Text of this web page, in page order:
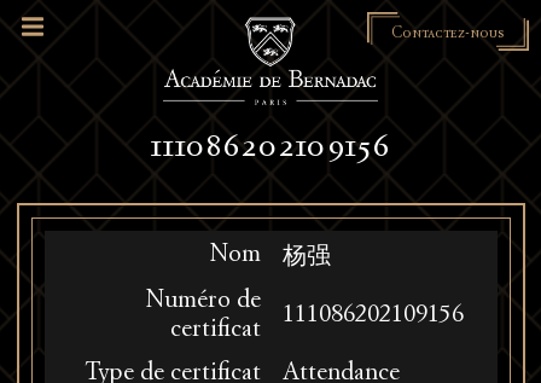
Contactez-nous
111086202109156
Nom
杨强
Numéro de
certificat
111086202109156
Type de certificat
Attendance